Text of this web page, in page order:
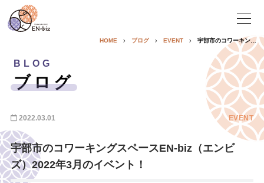
HOME ブログ EVENT 宇部市のコワーキングスペースEN-biz（エンビズ）2022年3月のイベント！
BLOG
ブログ
2022.03.01 EVENT
宇部市のコワーキングスペースEN-biz（エンビ
ズ）2022年3月のイベント！